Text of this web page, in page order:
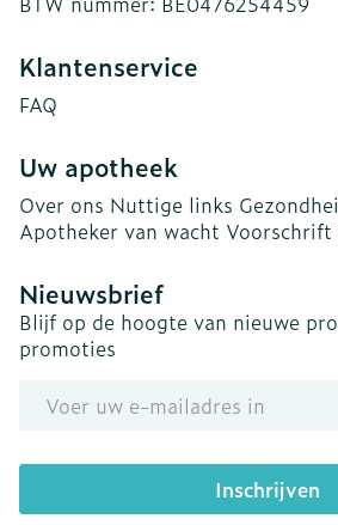
Klantenservice
FAQ
Uw apotheek
Over ons Nuttige links
Apotheker van wacht Voorschrift
Nieuwsbrief
Blijf op de hoogte van nieuwe
promoties
Inschrijven